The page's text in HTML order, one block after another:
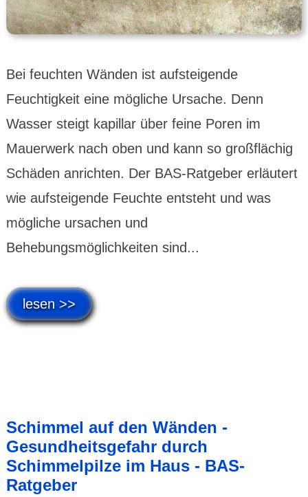
Bei feuchten Wänden ist aufsteigende
Feuchtigkeit eine mögliche Ursache. Denn
Wasser steigt kapillar über feine Poren im
Mauerwerk nach oben und kann so großflächig
Schäden anrichten. Der BAS-Ratgeber erläutert
wie aufsteigende Feuchte entsteht und was
mögliche ursachen und
Behebungsmöglichkeiten sind...
lesen >>
Schimmel auf den Wänden -
Gesundheitsgefahr durch
Schimmelpilze im Haus - BAS-
Ratgeber